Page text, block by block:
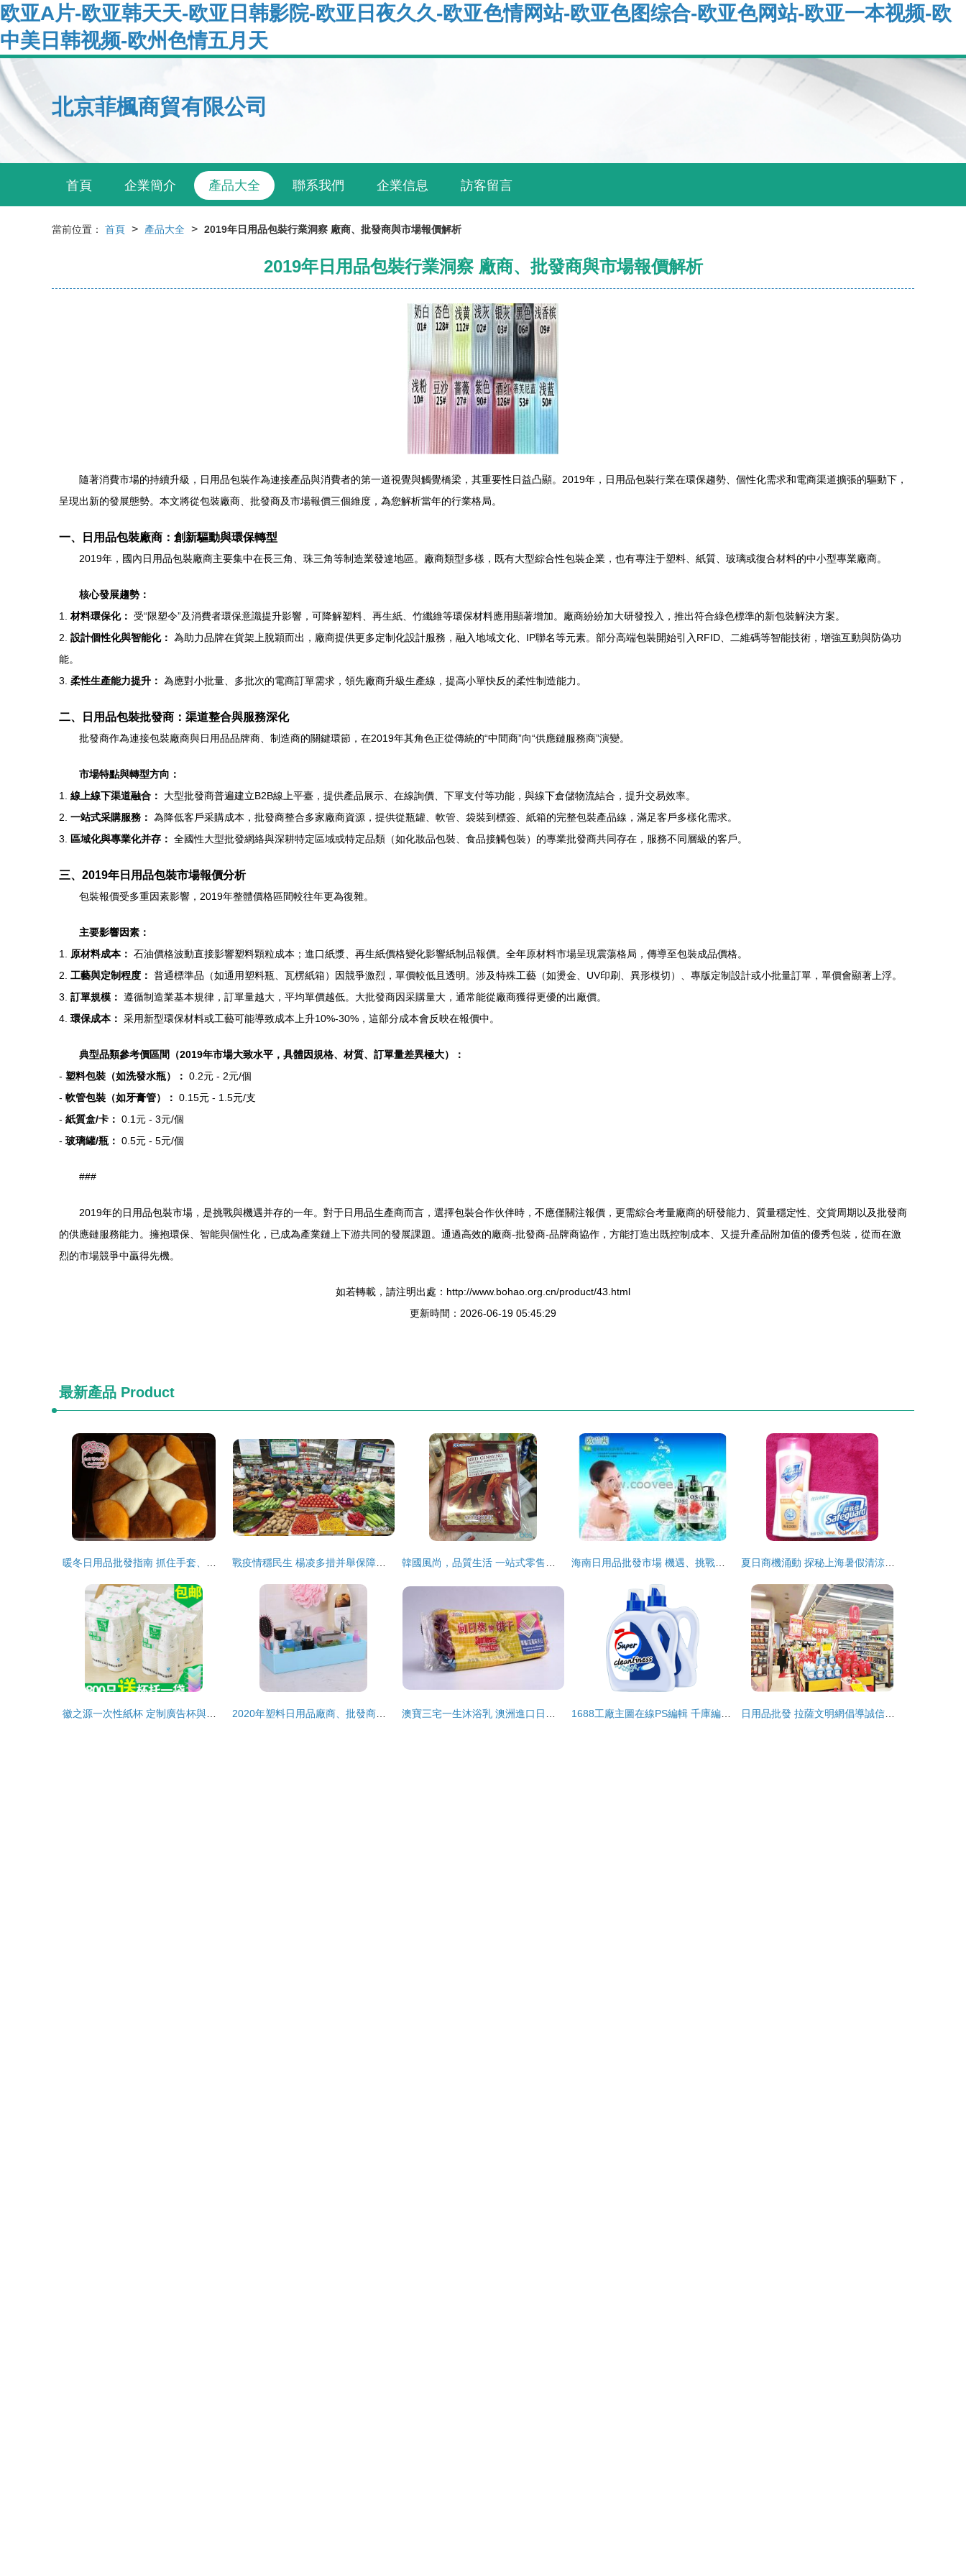
欧亚A片-欧亚韩天天-欧亚日韩影院-欧亚日夜久久-欧亚色情网站-欧亚色图综合-欧亚色网站-欧亚一本视频-欧
中美日韩视频-欧州色情五月天
北京菲楓商貿有限公司
首頁 企業簡介 產品大全 聯系我們 企業信息 訪客留言
當前位置： 首頁 > 產品大全 > 2019年日用品包裝行業洞察 廠商、批發商與市場報價解析
2019年日用品包裝行業洞察 廠商、批發商與市場報價解析
隨著消費市場的持續升級，日用品包裝作為連接產品與消費者的第一道視覺與觸覺橋梁，其重要性日益凸顯。2019年，日用品包裝行業在環保趨勢、個性化需求和電商渠道擴張的驅動下，
呈現出新的發展態勢。本文將從包裝廠商、批發商及市場報價三個維度，為您解析當年的行業格局。
一、日用品包裝廠商：創新驅動與環保轉型
2019年，國內日用品包裝廠商主要集中在長三角、珠三角等制造業發達地區。廠商類型多樣，既有大型綜合性包裝企業，也有專注于塑料、紙質、玻璃或復合材料的中小型專業廠商。
核心發展趨勢：
1. 材料環保化： 受“限塑令”及消費者環保意識提升影響，可降解塑料、再生紙、竹纖維等環保材料應用顯著增加。廠商紛紛加大研發投入，推出符合綠色標準的新包裝解決方案。
2. 設計個性化與智能化： 為助力品牌在貨架上脫穎而出，廠商提供更多定制化設計服務，融入地域文化、IP聯名等元素。部分高端包裝開始引入RFID、二維碼等智能技術，增強互動與防偽功
能。
3. 柔性生產能力提升： 為應對小批量、多批次的電商訂單需求，領先廠商升級生產線，提高小單快反的柔性制造能力。
二、日用品包裝批發商：渠道整合與服務深化
批發商作為連接包裝廠商與日用品品牌商、制造商的關鍵環節，在2019年其角色正從傳統的“中間商”向“供應鏈服務商”演變。
市場特點與轉型方向：
1. 線上線下渠道融合：
大型批發商普遍建立B2B線上平臺，提供產品展示、在線詢價、下單支付等功能，與線下倉儲物流結合，提升交易效率。
2. 一站式采購服務： 為降低客戶采購成本，批發商整合多家廠商資源，提供從瓶罐、軟管、袋裝到標簽、紙箱的完整包裝產品線，滿足客戶多樣化需求。
3.
區域化與專業化并存： 全國性大型批發網絡與深耕特定區域或特定品類（如化妝品包裝、食品接觸包裝）的專業批發商共同存在，服務不同層級的客戶。
三、2019年日用品包裝市場報價分析
包裝報價受多重因素影響，2019年整體價格區間較往年更為復雜。
主要影響因素：
1. 原材料成本： 石油價格波動直接影響塑料顆粒成本；進口紙漿、再生紙價格變化影響紙制品報價。全年原材料市場呈現震蕩格局，傳導至包裝成品價格。
2. 工藝與定制程度： 普通標準品（如通用塑料瓶、瓦楞紙箱）因競爭激烈，單價較低且透明。涉及特殊工藝（如燙金、UV印刷、異形模切）、專版定制設計或小批量訂單，單價會顯著上浮。
3. 訂單規模： 遵循制造業基本規律，訂單量越大，平均單價越低。大批發商因采購量大，通常能從廠商獲得更優的出廠價。
4. 環保成本： 采用新型環保材料或工藝可能導致成本上升10%-30%，這部分成本會反映在報價中。
典型品類參考價區間（2019年市場大致水平，具體因規格、材質、訂單量差異極大）：
- 塑料包裝（如洗發水瓶）： 0.2元 - 2元/個
- 軟管包裝（如牙膏管）： 0.15元 - 1.5元/支
- 紙質盒/卡： 0.1元 - 3元/個
- 玻璃罐/瓶： 0.5元 - 5元/個
###
2019年的日用品包裝市場，是挑戰與機遇并存的一年。對于日用品生產商而言，選擇包裝合作伙伴時，不應僅關注報價，更需綜合考量廠商的研發能力、質量穩定性、交貨周期以及批發商
的供應鏈服務能力。擁抱環保、智能與個性化，已成為產業鏈上下游共同的發展課題。通過高效的廠商-批發商-品牌商協作，方能打造出既控制成本、又提升產品附加值的優秀包裝，從而在激
烈的市場競爭中贏得先機。
如若轉載，請注明出處：http://www.bohao.org.cn/product/43.html
更新時間：2026-06-19 05:45:29
最新產品 Product